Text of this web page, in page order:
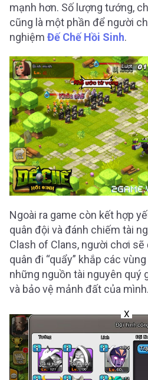
mạnh hơn. Số lượng tướng,
cũng là một phần để người
nghiệm Đế Chế Hồi Sinh.
Ngoài ra game còn kết hợp
quân đội và đánh chiếm tài
Clash of Clans, người chơi
quân đi “quẩy” khắp các
những nguồn tài nguyên quý
và bảo vệ mảnh đất của mình.
X